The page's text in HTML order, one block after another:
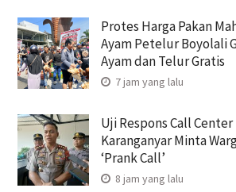
Protes Harga Pakan
Ayam Petelur Boyolali
Ayam dan Telur Gratis
7 jam yang lalu
Uji Respons Call
Karanganyar Minta
‘Prank Call’
8 jam yang lalu